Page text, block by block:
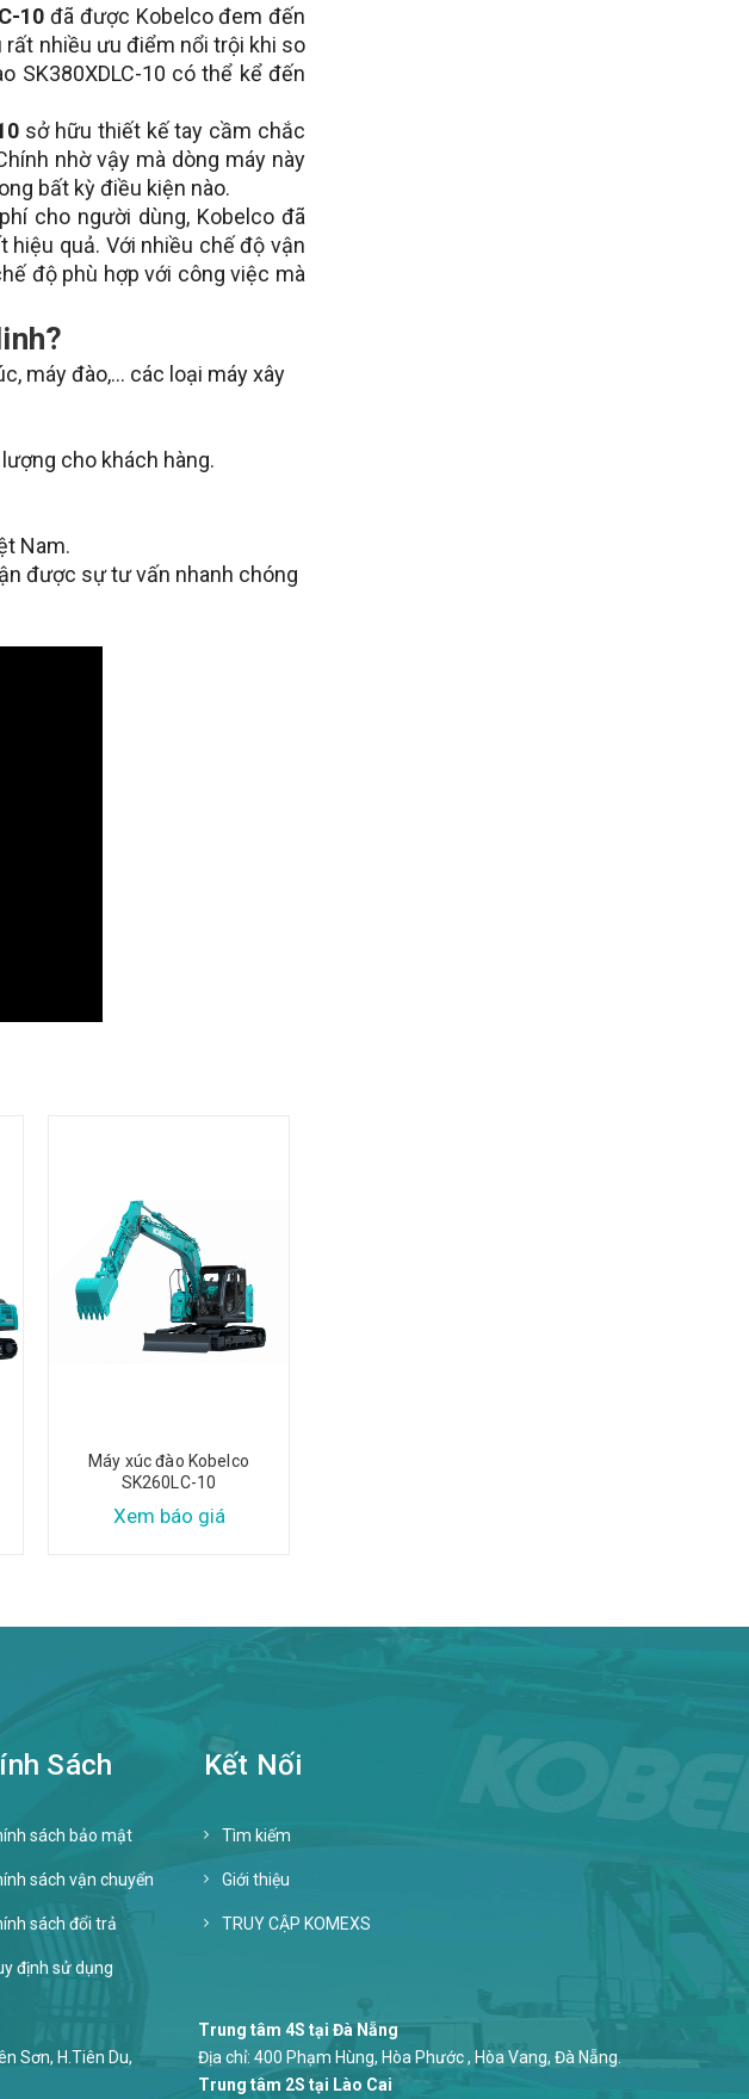
10 đã được Kobelco đem đến
rất nhiều ưu điểm nổi trội khi so
SK380XDLC-10 có thể kể đến
sở hữu thiết kế tay cầm chắc
nhờ vậy mà dòng máy này
bất kỳ điều kiện nào.
cho người dùng, Kobelco đã
quả. Với nhiều chế độ vận
độ phù hợp với công việc mà
máy đào,... các loại máy xây
cho khách hàng.
Nam.
được sự tư vấn nhanh chóng
Máy xúc đào Kobelco
SK260LC-10
Xem báo giá
Sách
sách bảo mật
sách vận chuyển
sách đổi trả
định sử dụng
Kết Nối
Tìm kiếm
Giới thiệu
TRUY CẬP KOMEXS
Sơn, H.Tiên Du,
Trung tâm 4S tại Đà Nẵng
Địa chỉ: 400 Phạm Hùng, Hòa Phước , Hòa Vang, Đà Nẵng.
Trung tâm 2S tại Lào Cai